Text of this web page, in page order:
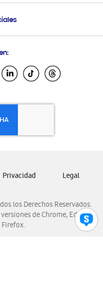
los Derechos Reservados.
de Chrome, Edge,
Privacidad Legal